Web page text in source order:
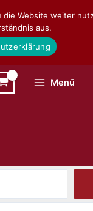
Menü
die Website weiter
aus.